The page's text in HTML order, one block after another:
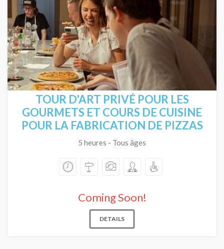
TOUR D'ART PRIVÉ POUR LES
GOURMETS ET COURS DE CUISINE
POUR LA FABRICATION DE PIZZAS
5 heures - Tous âges
Coming Soon!
DETAILS